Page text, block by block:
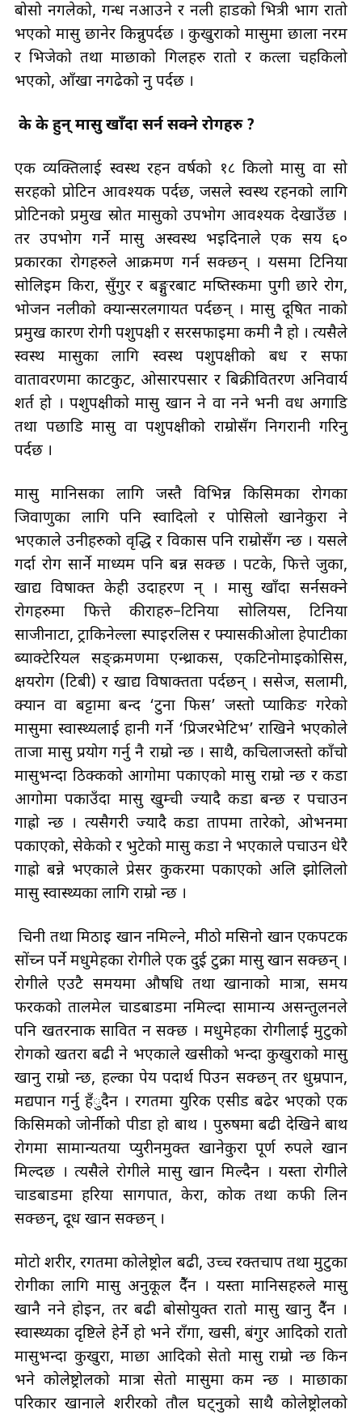
बोसो नगलेको, गन्ध नआउने र नली हाडको भित्री भाग रातो
भएको मासु छानेर किन्नुपर्दछ । कुखुराको मासुमा छाला नरम
र भिजेको तथा माछाको गिलहरु रातो र कत्ला चहकिलो
भएको, आँखा नगढेको हुनु पर्दछ ।
के के हुन् मासु खाँदा सर्न सक्ने रोगहरु ?
एक व्यक्तिलाई स्वस्थ रहन वर्षको १८ किलो मासु वा सो
सरहको प्रोटिन आवश्यक पर्दछ, जसले स्वस्थ रहनको लागि
प्रोटिनको प्रमुख स्रोत मासुको उपभोग आवश्यक देखाउँछ ।
तर उपभोग गर्ने मासु अस्वस्थ भइदिनाले एक सय ६०
प्रकारका रोगहरुले आक्रमण गर्न सक्छन् । यसमा टिनिया
सोलिइम किरा, सुँगुर र बङ्गुरबाट मष्तिस्कमा पुगी छारे रोग,
भोजन नलीको क्यान्सरलगायत पर्दछन् । मासु दूषित हुनाको
प्रमुख कारण रोगी पशुपक्षी र सरसफाइमा कमी नै हो । त्यसैले
स्वस्थ मासुका लागि स्वस्थ पशुपक्षीको बध र सफा
वातावरणमा काटकुट, ओसारपसार र बिक्रीवितरण अनिवार्य
शर्त हो । पशुपक्षीको मासु खान हुने वा नहुने भनी वध अगाडि
तथा पछाडि मासु वा पशुपक्षीको राम्रोसँग निगरानी गरिनु
पर्दछ ।
मासु मानिसका लागि जस्तै विभिन्न किसिमका रोगका
जिवाणुका लागि पनि स्वादिलो र पोसिलो खानेकुरा हुने
भएकाले उनीहरुको वृद्धि र विकास पनि राम्रोसँग हुन्छ । यसले
गर्दा रोग सार्ने माध्यम पनि बन्न सक्छ । पटके, फित्ते जुका,
खाद्य विषाक्त केही उदाहरण हुन् । मासु खाँदा सर्नसक्ने
रोगहरुमा फित्ते कीराहरु–टिनिया सोलियस, टिनिया
साजीनाटा, ट्राकिनेल्ला स्पाइरलिस र फ्यासकीओला हेपाटीका
ब्याक्टेरियल सङ्क्रमणमा एन्थ्राकस, एकटिनोमाइकोसिस,
क्षयरोग (टिबी) र खाद्य विषाक्तता पर्दछन् । ससेज, सलामी,
क्यान वा बट्टामा बन्द ‘टुना फिस’ जस्तो प्याकिङ गरेको
मासुमा स्वास्थ्यलाई हानी गर्ने ‘प्रिजरभेटिभ’ राखिने भएकोले
ताजा मासु प्रयोग गर्नु नै राम्रो हुन्छ । साथै, कचिलाजस्तो काँचो
मासुभन्दा ठिक्कको आगोमा पकाएको मासु राम्रो हुन्छ र कडा
आगोमा पकाउँदा मासु खुम्ची ज्यादै कडा बन्छ र पचाउन
गाह्रो हुन्छ । त्यसैगरी ज्यादै कडा तापमा तारेको, ओभनमा
पकाएको, सेकेको र भुटेको मासु कडा हुने भएकाले पचाउन धेरै
गाह्रो बन्ने भएकाले प्रेसर कुकरमा पकाएको अलि झोलिलो
मासु स्वास्थ्यका लागि राम्रो हुन्छ ।
चिनी तथा मिठाइ खान नमिल्ने, मीठो मसिनो खान एकपटक
सोंच्न पर्ने मधुमेहका रोगीले एक दुई टुक्रा मासु खान सक्छन् ।
रोगीले एउटै समयमा औषधि तथा खानाको मात्रा, समय
फरकको तालमेल चाडबाडमा नमिल्दा सामान्य असन्तुलनले
पनि खतरनाक सावित हुन सक्छ । मधुमेहका रोगीलाई मुटुको
रोगको खतरा बढी हुने भएकाले खसीको भन्दा कुखुराको मासु
खानु राम्रो हुन्छ, हल्का पेय पदार्थ पिउन सक्छन् तर धुम्रपान,
मद्यपान गर्नु हँुदैन । रगतमा युरिक एसीड बढेर भएको एक
किसिमको जोर्नीको पीडा हो बाथ । पुरुषमा बढी देखिने बाथ
रोगमा सामान्यतया प्युरीनमुक्त खानेकुरा पूर्ण रुपले खान
मिल्दछ । त्यसैले रोगीले मासु खान मिल्दैन । यस्ता रोगीले
चाडबाडमा हरिया सागपात, केरा, कोक तथा कफी लिन
सक्छन्, दूध खान सक्छन् ।
मोटो शरीर, रगतमा कोलेष्ट्रोल बढी, उच्च रक्तचाप तथा मुटुका
रोगीका लागि मासु अनुकूल हुँदैन । यस्ता मानिसहरुले मासु
खानै नहुने होइन, तर बढी बोसोयुक्त रातो मासु खानु हुँदैन ।
स्वास्थ्यका दृष्टिले हेर्ने हो भने राँगा, खसी, बंगुर आदिको रातो
मासुभन्दा कुखुरा, माछा आदिको सेतो मासु राम्रो हुन्छ किन
भने कोलेष्ट्रोलको मात्रा सेतो मासुमा कम हुन्छ । माछाका
परिकार खानाले शरीरको तौल घट्नुको साथै कोलेष्ट्रोलको